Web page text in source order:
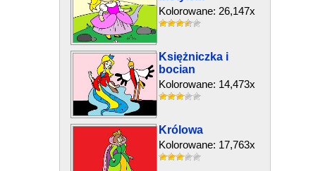
Kolorowane: 26,147x
Księżniczka i
bocian
Kolorowane: 14,473x
Królowa
Kolorowane: 17,763x